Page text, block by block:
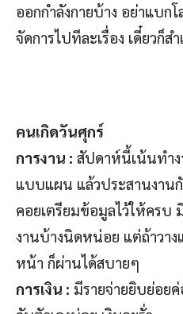
ออกกำลังกายบ้าง อย่าแบก
จัดการไปทีละเรื่อง เดี๋ยวก็สำ
คนเกิดวันศุกร์
การงาน : สัปดาห์นี้เน้นทำ
แบบแผน แล้วประสานงาน
คอยเตรียมข้อมูลไว้ให้ครบ
งานบ้างนิดหน่อย แต่ถ้าวา
หน้า ก็ผ่านได้สบายๆ
การเงิน : มีรายจ่ายยิบย่อย